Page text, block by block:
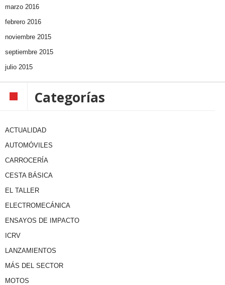
marzo 2016
febrero 2016
noviembre 2015
septiembre 2015
julio 2015
Categorías
ACTUALIDAD
AUTOMÓVILES
CARROCERÍA
CESTA BÁSICA
EL TALLER
ELECTROMECÁNICA
ENSAYOS DE IMPACTO
ICRV
LANZAMIENTOS
MÁS DEL SECTOR
MOTOS